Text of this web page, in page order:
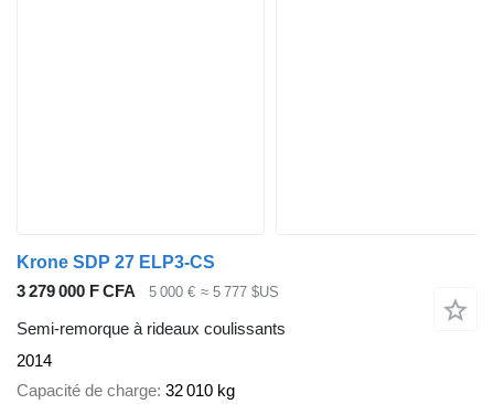
Krone SDP 27 ELP3-CS
3 279 000 F CFA
5 000 € ≈ 5 777 $US
Semi-remorque à rideaux coulissants
2014
Capacité de charge 32 010 kg